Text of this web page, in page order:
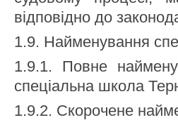
відповідно до
1.9. Найменування
1.9.1. Повне
спеціальна школа
1.9.2. Скорочене